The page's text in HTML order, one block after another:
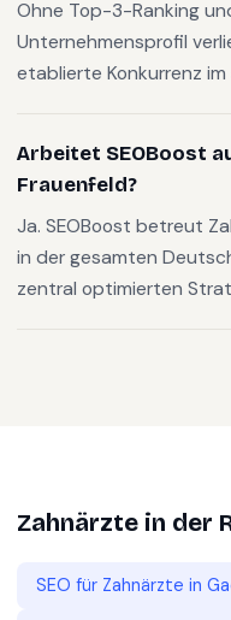
Ohne Top-3-Ranking
Unternehmensprofil
etablierte Konkurrenz
Arbeitet SEOBoost
Frauenfeld?
Ja. SEOBoost betreut
in der gesamten
zentral optimierten
Zahnärzte in der
SEO für Zahnärzte in